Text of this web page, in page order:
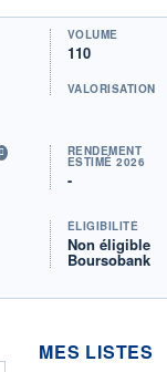
VOLUME
110
VALORISATION
RENDEMENT
ESTIMÉ 2026
-
ÉLIGIBILITÉ
Non éligible
Boursobank
MES LISTES